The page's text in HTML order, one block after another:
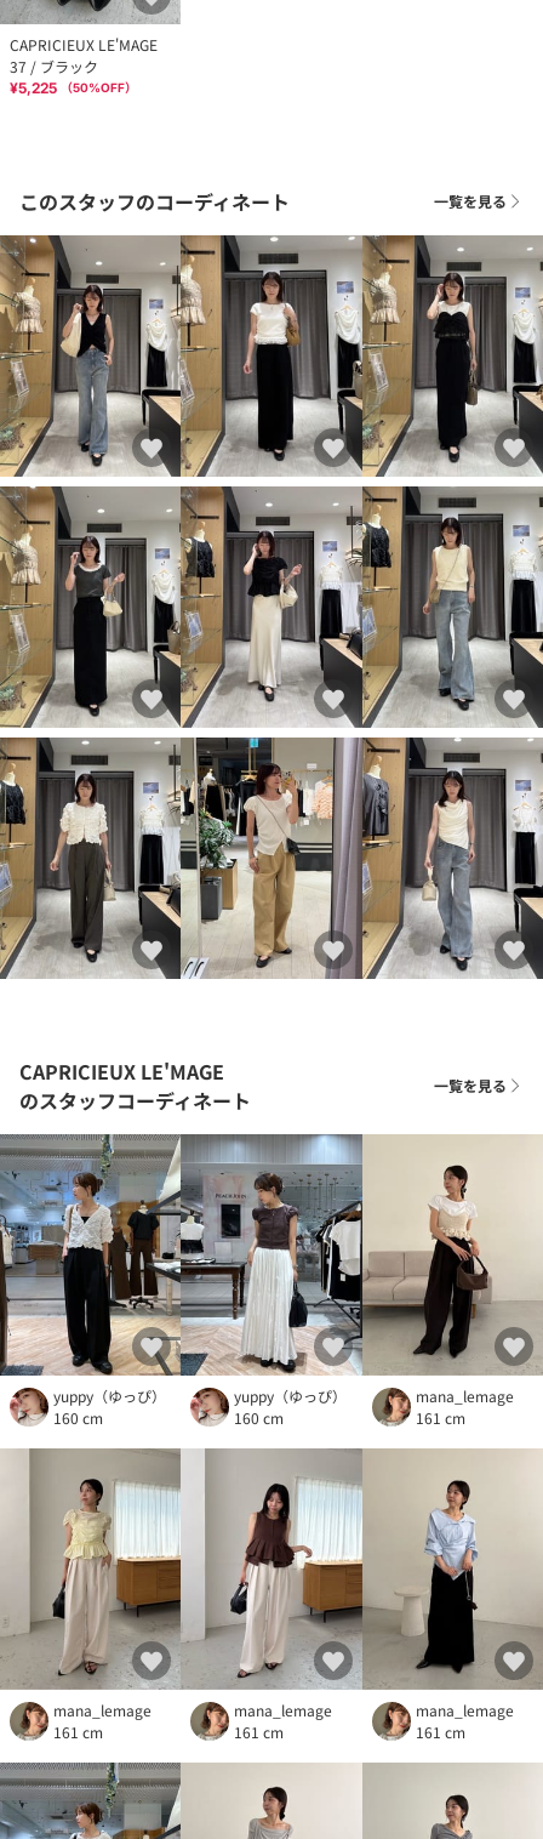
CAPRICIEUX LE'MAGE
37 / ブラック
¥5,225 （50%OFF）
このスタッフのコーディネート 一覧を見る
CAPRICIEUX LE'MAGE
のスタッフコーディネート
一覧を見る
yuppy（ゆっぴ）
160 cm
yuppy（ゆっぴ）
160 cm
mana_lemage
161 cm
mana_lemage
161 cm
mana_lemage
161 cm
mana_lemage
161 cm